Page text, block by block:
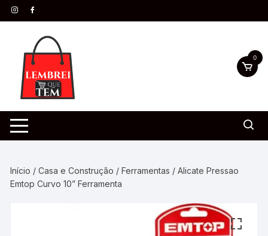
0
Início /Casa e Construção /Ferramentas / Alicate Pressao
Emtop Curvo 10” Ferramenta